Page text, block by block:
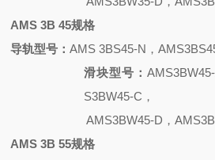
AMS 3B 45规格
导轨型号：AMS 3BS45-N，
滑块型号：
S3BW45-C，
AMS3BW45-D，
AMS 3B 55规格